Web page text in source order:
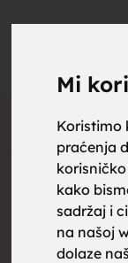
Mi
Koristimo
praćenja
kako
sadržaj i
na našoj
dolaze
Cijena
Društvene